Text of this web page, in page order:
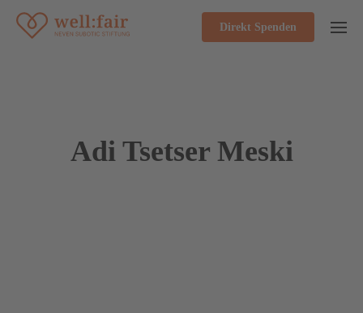
Direkt Spenden
Adi Tsetser Meski